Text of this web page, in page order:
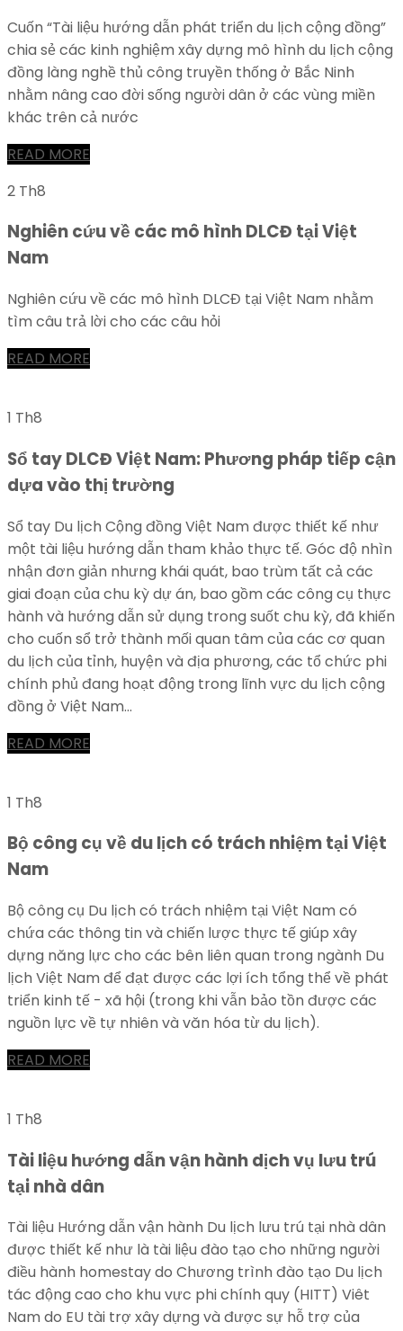
Cuốn “Tài liệu hướng dẫn phát triển du lịch cộng đồng”
chia sẻ các kinh nghiệm xây dựng mô hình du lịch cộng
đồng làng nghề thủ công truyền thống ở Bắc Ninh
nhằm nâng cao đời sống người dân ở các vùng miền
khác trên cả nước
READ MORE
2 Th8
Nghiên cứu về các mô hình DLCĐ tại Việt
Nam
Nghiên cứu về các mô hình DLCĐ tại Việt Nam nhằm
tìm câu trả lời cho các câu hỏi
READ MORE
1 Th8
Sổ tay DLCĐ Việt Nam: Phương pháp tiếp cận
dựa vào thị trường
Sổ tay Du lịch Cộng đồng Việt Nam được thiết kế như
một tài liệu hướng dẫn tham khảo thực tế. Góc độ nhìn
nhận đơn giản nhưng khái quát, bao trùm tất cả các
giai đoạn của chu kỳ dự án, bao gồm các công cụ thực
hành và hướng dẫn sử dụng trong suốt chu kỳ, đã khiến
cho cuốn sổ trở thành mối quan tâm của các cơ quan
du lịch của tỉnh, huyện và địa phương, các tổ chức phi
chính phủ đang hoạt động trong lĩnh vực du lịch cộng
đồng ở Việt Nam...
READ MORE
1 Th8
Bộ công cụ về du lịch có trách nhiệm tại Việt
Nam
Bộ công cụ Du lịch có trách nhiệm tại Việt Nam có
chứa các thông tin và chiến lược thực tế giúp xây
dựng năng lực cho các bên liên quan trong ngành Du
lịch Việt Nam để đạt được các lợi ích tổng thể về phát
triển kinh tế - xã hội (trong khi vẫn bảo tồn được các
nguồn lực về tự nhiên và văn hóa từ du lịch).
READ MORE
1 Th8
Tài liệu hướng dẫn vận hành dịch vụ lưu trú
tại nhà dân
Tài liệu Hướng dẫn vận hành Du lịch lưu trú tại nhà dân
được thiết kế như là tài liệu đào tạo cho những người
điều hành homestay do Chương trình đào tạo Du lịch
tác động cao cho khu vực phi chính quy (HITT) Viêt
Nam do EU tài trợ xây dựng và được sự hỗ trợ của